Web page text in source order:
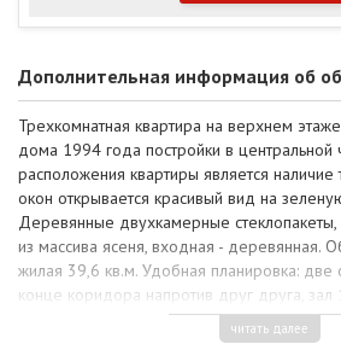
Дополнительная информация об
Трехкомнатная квартира на верхнем
дома 1994 года постройки в центральной
расположения квартиры является наличие
окон открывается красивый вид на
Деревянные двухкамерные
из массива ясеня, входная - деревянная.
жилая 39,6 кв.м. Удобная планировка: две
конце коридора напротив друг друга, зал
кв.м. с возможностью увеличения за счет
читать далее